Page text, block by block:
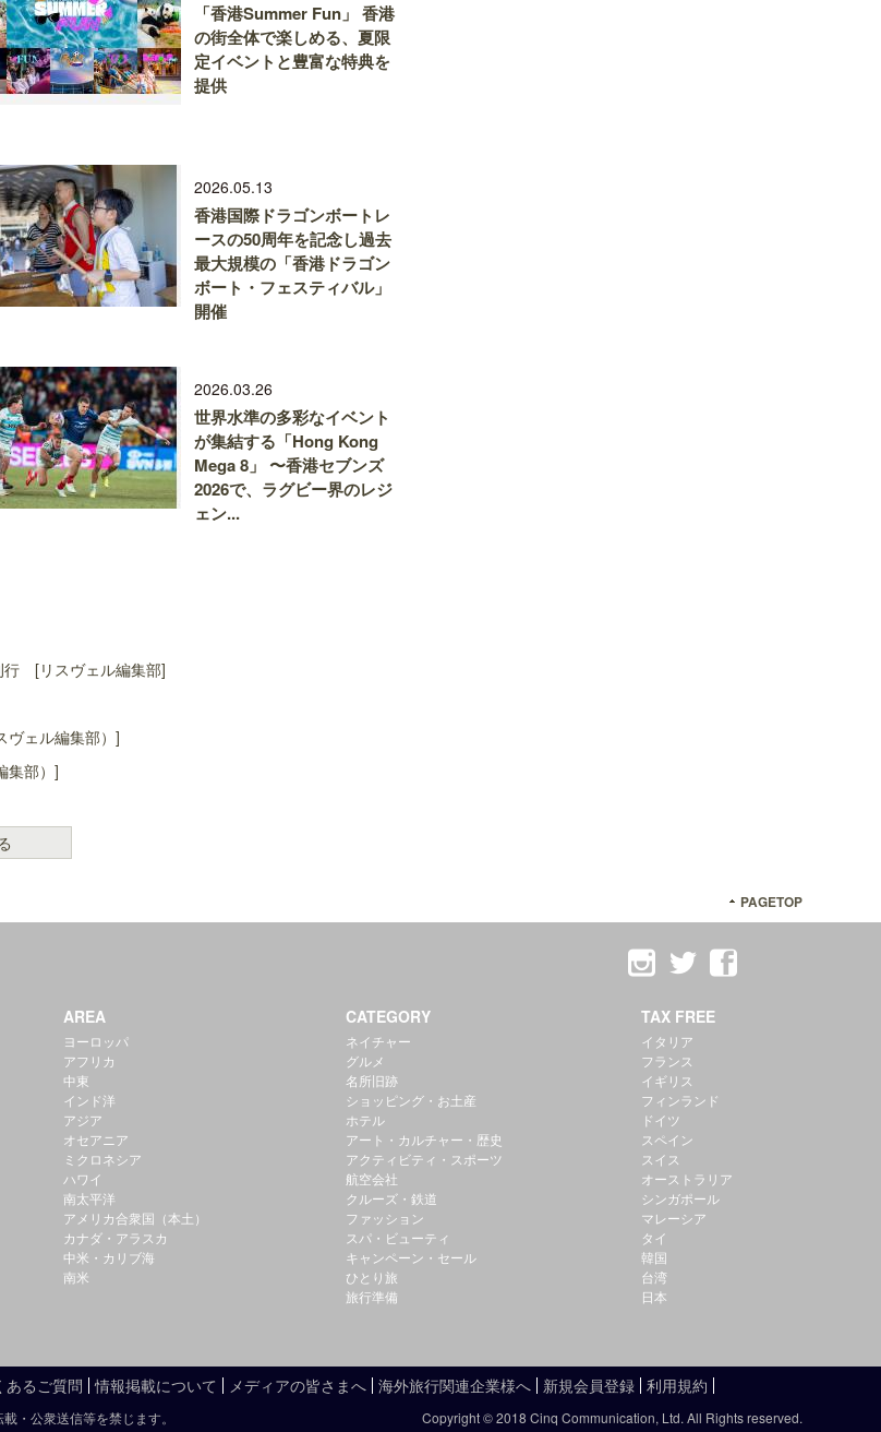
「香港Summer Fun」 香港
の街全体で楽しめる、夏限
定イベントと豊富な特典を
提供
2026.05.13
香港国際ドラゴンボートレ
ースの50周年を記念し過去
最大規模の「香港ドラゴン
ボート・フェスティバル」
開催
2026.03.26
世界水準の多彩なイベント
が集結する「Hong Kong
Mega 8」 〜香港セブンズ
2026で、ラグビー界のレジ
ェン...
行 [リスヴェル編集部]
ェル編集部）]
集部）]
PAGETOP
AREA
ヨーロッパ
アフリカ
中東
インド洋
アジア
オセアニア
ミクロネシア
ハワイ
南太平洋
アメリカ合衆国（本土）
カナダ・アラスカ
中米・カリブ海
南米
CATEGORY
ネイチャー
グルメ
名所旧跡
ショッピング・お土産
ホテル
アート・カルチャー・歴史
アクティビティ・スポーツ
航空会社
クルーズ・鉄道
ファッション
スパ・ビューティ
キャンペーン・セール
ひとり旅
旅行準備
TAX FREE
イタリア
フランス
イギリス
フィンランド
ドイツ
スペイン
スイス
オーストラリア
シンガポール
マレーシア
タイ
韓国
台湾
日本
あるご質問 情報掲載について メディアの皆さまへ 海外旅行関連企業様へ 新規会員登録 利用規約
・公衆送信等を禁じます。 Copyright © 2018 Cinq Communication, Ltd. All Rights reserved.